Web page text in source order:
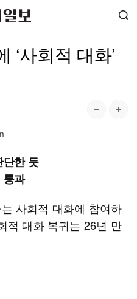
‘사회적 대화’
단한 듯
통과
사회적 대화에 참여하
적 대화 복귀는 26년 만